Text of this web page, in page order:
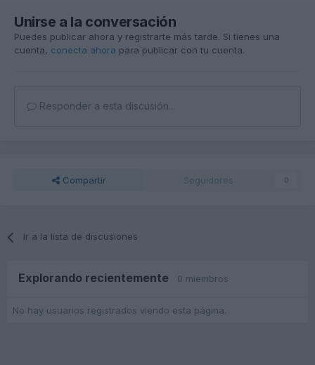
Unirse a la conversación
Puedes publicar ahora y registrarte más tarde. Si tienes una
cuenta, conecta ahora para publicar con tu cuenta.
Responder a esta discusión...
Compartir Seguidores 0
Ir a la lista de discusiones
Explorando recientemente 0 miembros
No hay usuarios registrados viendo esta página.